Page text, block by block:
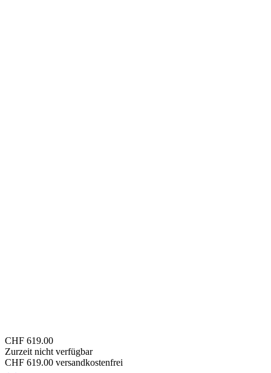
CHF 619.00
Zurzeit nicht verfügbar
CHF 619.00 versandkostenfrei